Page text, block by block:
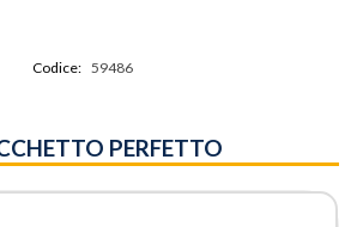
Codice: 59486
PERFETTO